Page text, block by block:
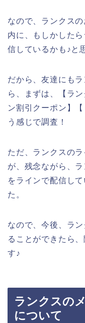
なので、ランクス
内に、もしかした
信しているかも♪と
だから、友達にも
ら、まずは、【ラ
ン割引クーポン】
う感じで調査！
ただ、ランクスの
が、残念ながら、
をラインで配信し
た。
なので、今後、ラ
ることができたら
す♪
ランクスの
について